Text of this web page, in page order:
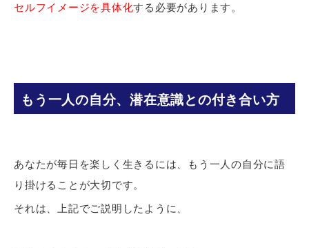
セルフイメージを具体化する必要があります。
もう一人の自分、潜在意識との付き合い方
あなたが毎日を楽しく生きるには、もう一人の自分に語
り掛けることが大切です。
それは、上記でご説明したように、